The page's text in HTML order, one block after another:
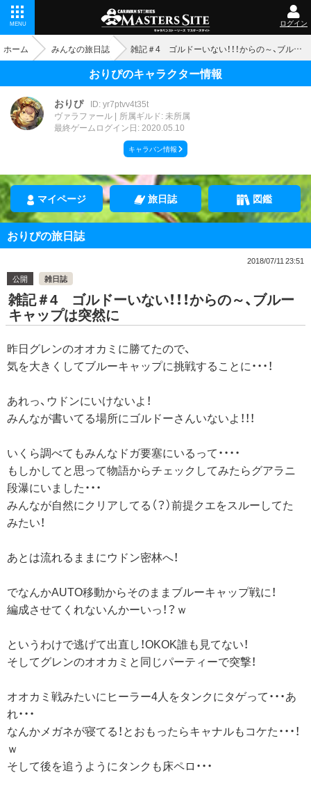
MENU ログイン
ホーム みんなの旅日誌 雑記＃4 ゴルドーいない！！！からの～、ブルーキャップは突然に
おりぴのキャラクター情報
おりぴ ID: yr7ptvv4t35t
ヴァラファール
所属ギルド: 未所属
最終ゲームログイン日: 2020.05.10
キャラバン情報
マイページ 旅日誌 図鑑
おりぴの旅日誌
2018/07/11 23:51
公開
雑日誌
雑記＃4 ゴルドーいない！！！からの～、ブルー
キャップは突然に
昨日グレンのオオカミに勝てたので、
気を大きくしてブルーキャップに挑戦することに・・・！
あれっ、ウドンにいけないよ！
みんなが書いてる場所にゴルドーさんいないよ！！！
いくら調べてもみんなドガ要塞にいるって・・・・
もしかしてと思って物語からチェックしてみたらグアラニ
段瀑にいました・・・
みんなが自然にクリアしてる（？）前提クエをスルーしてた
みたい！
あとは流れるままにウドン密林へ！
でなんかAUTO移動からそのままブルーキャップ戦に！
編成させてくれないんかーいっ！？ｗ
というわけで逃げて出直し！OKOK誰も見てない！
そしてグレンのオオカミと同じパーティーで突撃！
オオカミ戦みたいにヒーラー4人をタンクにタゲって・・・あ
れ・・・
なんかメガネが寝てる！とおもったらキャナルもコケた・・・！
ｗ
そして後を追うようにタンクも床ペロ・・・